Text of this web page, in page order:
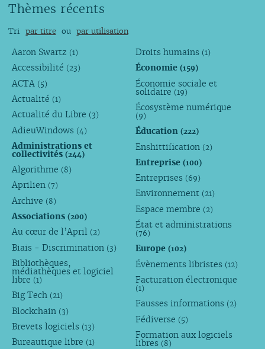
Thèmes récents
Tri par titre ou par utilisation
Aaron Swartz (1)
Accessibilité (23)
ACTA (5)
Actualité (1)
Actualité du Libre (3)
AdieuWindows (4)
Administrations et
collectivités (244)
Algorithme (8)
Aprilien (7)
Archive (8)
Associations (200)
Au cœur de l’April (2)
Biais - Discrimination (3)
Bibliothèques,
médiathèques et logiciel
libre (1)
Big Tech (21)
Blockchain (3)
Brevets logiciels (13)
Bureautique libre (1)
Droits humains (1)
Économie(159)
Économie sociale et
solidaire (19)
Écosystème numérique
(9)
Éducation(222)
Enshittification (2)
Entreprise(100)
Entreprises (69)
Environnement (21)
Espace membre (2)
État et administrations
(76)
Europe(102)
Évènements libristes (12)
Facturation électronique
(1)
Fausses informations (2)
Fédiverse (5)
Formation aux logiciels
libres (8)